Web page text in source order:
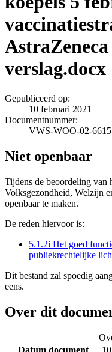
verslag.docx
Gepubliceerd op:
10 februari 2021
Documentnummer:
VWS-WOO-02-
Niet openbaar
Tijdens de beoordeling van
Volksgezondheid, Welzijn
openbaar te maken.
De reden hiervoor is:
5.1.2i Het goed
publiekrechtelijke
Dit bestand zal spoedig
eens.
Over dit
Datum document